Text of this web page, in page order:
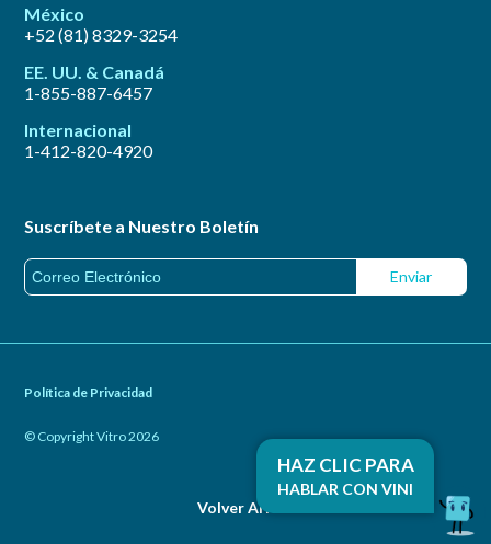
México
+52 (81) 8329-3254
EE. UU. & Canadá
1-855-887-6457
Internacional
1-412-820-4920
Suscríbete a Nuestro Boletín
Política de Privacidad
© Copyright Vitro 2026
Volver Arriba
HAZ CLIC PARA
HABLAR CON VINI